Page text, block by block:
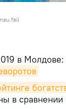
в Молдове:
в сравнении